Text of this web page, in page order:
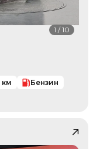
1 /10
км
Бензин